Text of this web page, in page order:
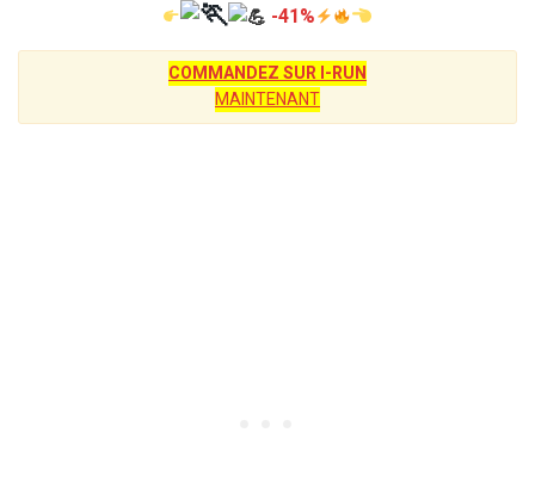
-41%
COMMANDEZ SUR I-RUN
MAINTENANT